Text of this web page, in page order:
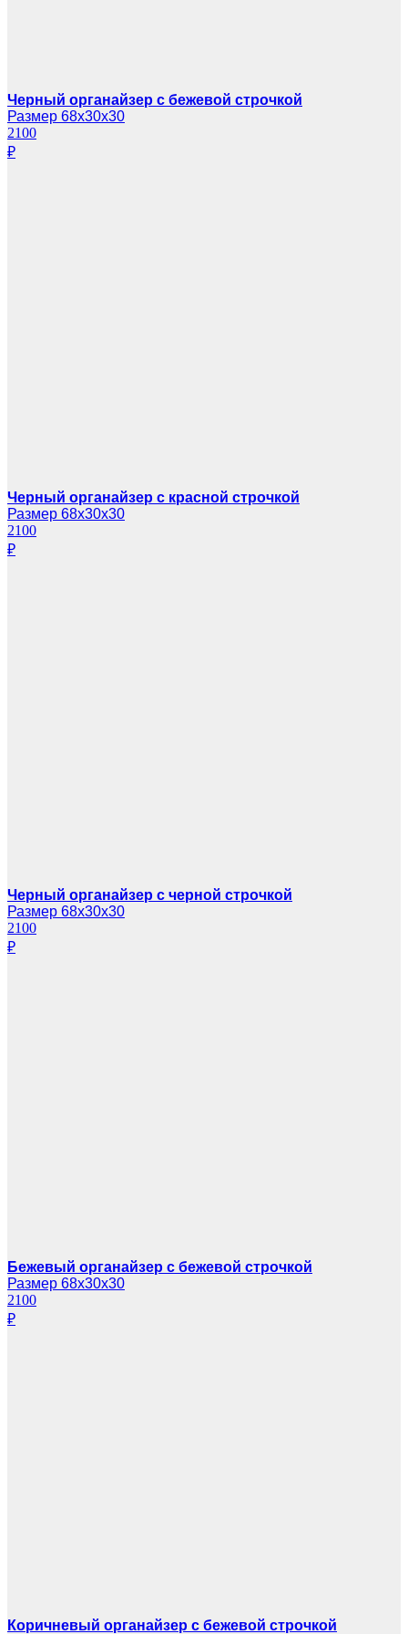
Черный органайзер с бежевой строчкой
Размер 68х30х30
2100
₽
Черный органайзер с красной строчкой
Размер 68х30х30
2100
₽
Черный органайзер с черной строчкой
Размер 68х30х30
2100
₽
Бежевый органайзер с бежевой строчкой
Размер 68х30х30
2100
₽
Коричневый органайзер с бежевой строчкой